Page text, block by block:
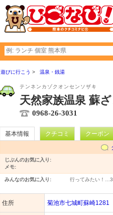
遊びに行こう 温泉・銭湯
テンネンカゾクオンセンソザキ
天然家族温泉 蘇ざ
0968-26-3031
基本情報 クチコミ クーポン
じぶんのお気に入り:
メモ:
みんなのお気に入り: 行ってみたい！…
住所 菊池市七城町蘇崎1281